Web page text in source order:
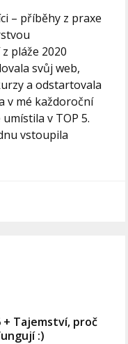
– příběhy z praxe
pláže 2020
svůj web,
a odstartovala
v mé každoroční
v TOP 5.
vstoupila
+ Tajemství, proč
:)